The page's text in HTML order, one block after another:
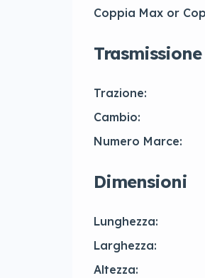
Coppia Max or
Trasmissione
Trazione:
Cambio:
Numero Marce:
Dimensioni
Lunghezza:
Larghezza:
Altezza: